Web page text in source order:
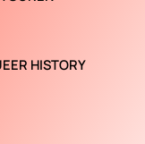
HISTORY